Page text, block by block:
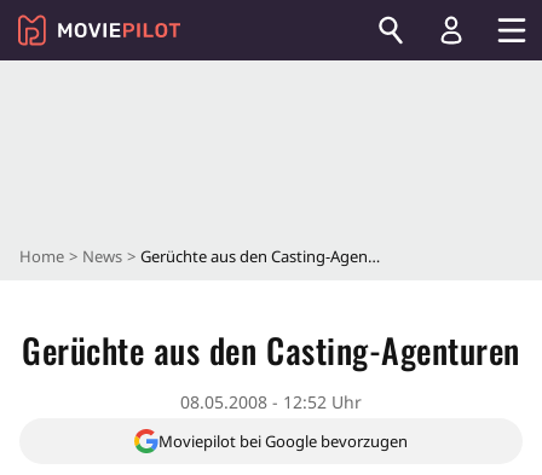
Home News Gerüchte aus den Casting-Agenturen
Gerüchte aus den Casting-Agenturen
08.05.2008 - 12:52 Uhr
Moviepilot bei Google bevorzugen